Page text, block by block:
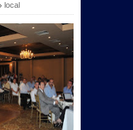
local